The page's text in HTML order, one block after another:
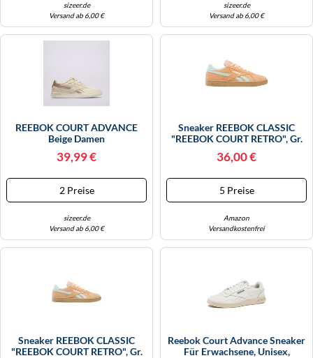
sizeer.de
Versand ab 6,00 €
sizeer.de
Versand ab 6,00 €
REEBOK COURT ADVANCE
Beige Damen
39,99 €
2 Preise
sizeer.de
Versand ab 6,00 €
Sneaker REEBOK CLASSIC
"REEBOK COURT RETRO", Gr.
Glitchaqua, Gum, Synthetik,
Sunkissedorange, Glitchaqua,
Gum
36,00 €
5 Preise
Amazon
Versandkostenfrei
Sneaker REEBOK CLASSIC
"REEBOK COURT RETRO", Gr.
Reebok Court Advance Sneaker
Für Erwachsene, Unisex,